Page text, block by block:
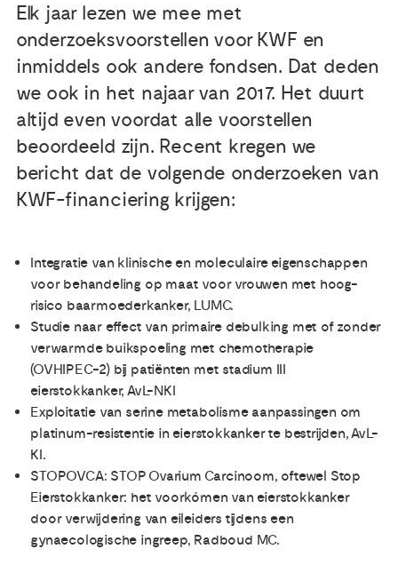
Nieuws
Agenda
Publicaties
Over ons
Contact
Steun ons
Elk jaar lezen we mee met
onderzoeksvoorstellen voor KWF en
inmiddels ook andere fondsen. Dat deden
we ook in het najaar van 2017. Het duurt
altijd even voordat alle voorstellen
beoordeeld zijn. Recent kregen we
bericht dat de volgende onderzoeken van
KWF-financiering krijgen:
Integratie van klinische en moleculaire eigenschappen
voor behandeling op maat voor vrouwen met hoog-
risico baarmoederkanker, LUMC.
Studie naar effect van primaire debulking met of zonder
verwarmde buikspoeling met chemotherapie
(OVHIPEC-2) bij patiënten met stadium III
eierstokkanker, AvL-NKI
Exploitatie van serine metabolisme aanpassingen om
platinum-resistentie in eierstokkanker te bestrijden, AvL-
KI.
STOPOVCA: STOP Ovarium Carcinoom, oftewel Stop
Eierstokkanker: het voorkómen van eierstokkanker
door verwijdering van eileiders tijdens een
gynaecologische ingreep, Radboud MC.